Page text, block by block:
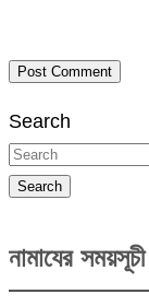
Search
Search
নামাযের সময়সূচী